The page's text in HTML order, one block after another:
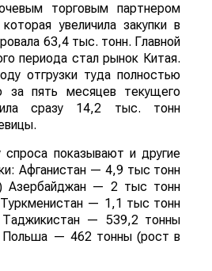
торговым партнером
увеличила закупки в
63,4 тыс. тонн. Главной
периода стал рынок Китая.
отгрузки туда полностью
за пять месяцев текущего
сразу 14,2 тыс. тонн
спроса показывают и другие
Афганистан — 4,9 тыс тонн
Азербайджан — 2 тыс тонн
— 1,1 тыс тонн
— 539,2 тонны
Польша — 462 тонны (рост в